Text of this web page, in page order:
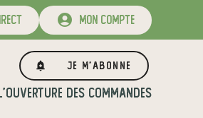
mon compte
Je m'abonne
DES COMMANDES